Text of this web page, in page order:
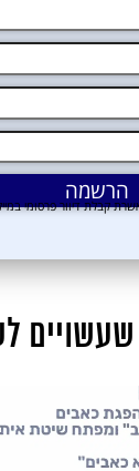
קבלת דיוור פרסומי